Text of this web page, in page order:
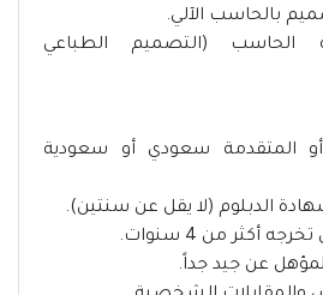
بالحاسب الآلي.
(التصميم الطباعي
المتقدمة سعودي أو سعودية
الدبلوم (لا يقل عن سنتين).
أكثر من 4 سنوات.
عن جيد جداً.